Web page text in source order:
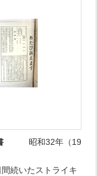
書 昭和32年（19
続いたストライキ